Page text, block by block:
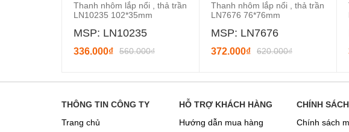
Thanh nhôm lắp nổi , thả trần
LN10235 102*35mm
MSP: LN10235
336.000₫ 560.000₫
Thanh nhôm lắp nổi , thả trần
LN7676 76*76mm
MSP: LN7676
372.000₫ 620.000₫
THÔNG TIN CÔNG TY
Trang chủ
HỖ TRỢ KHÁCH HÀNG
Hướng dẫn mua hàng
CHÍNH
Chính sách